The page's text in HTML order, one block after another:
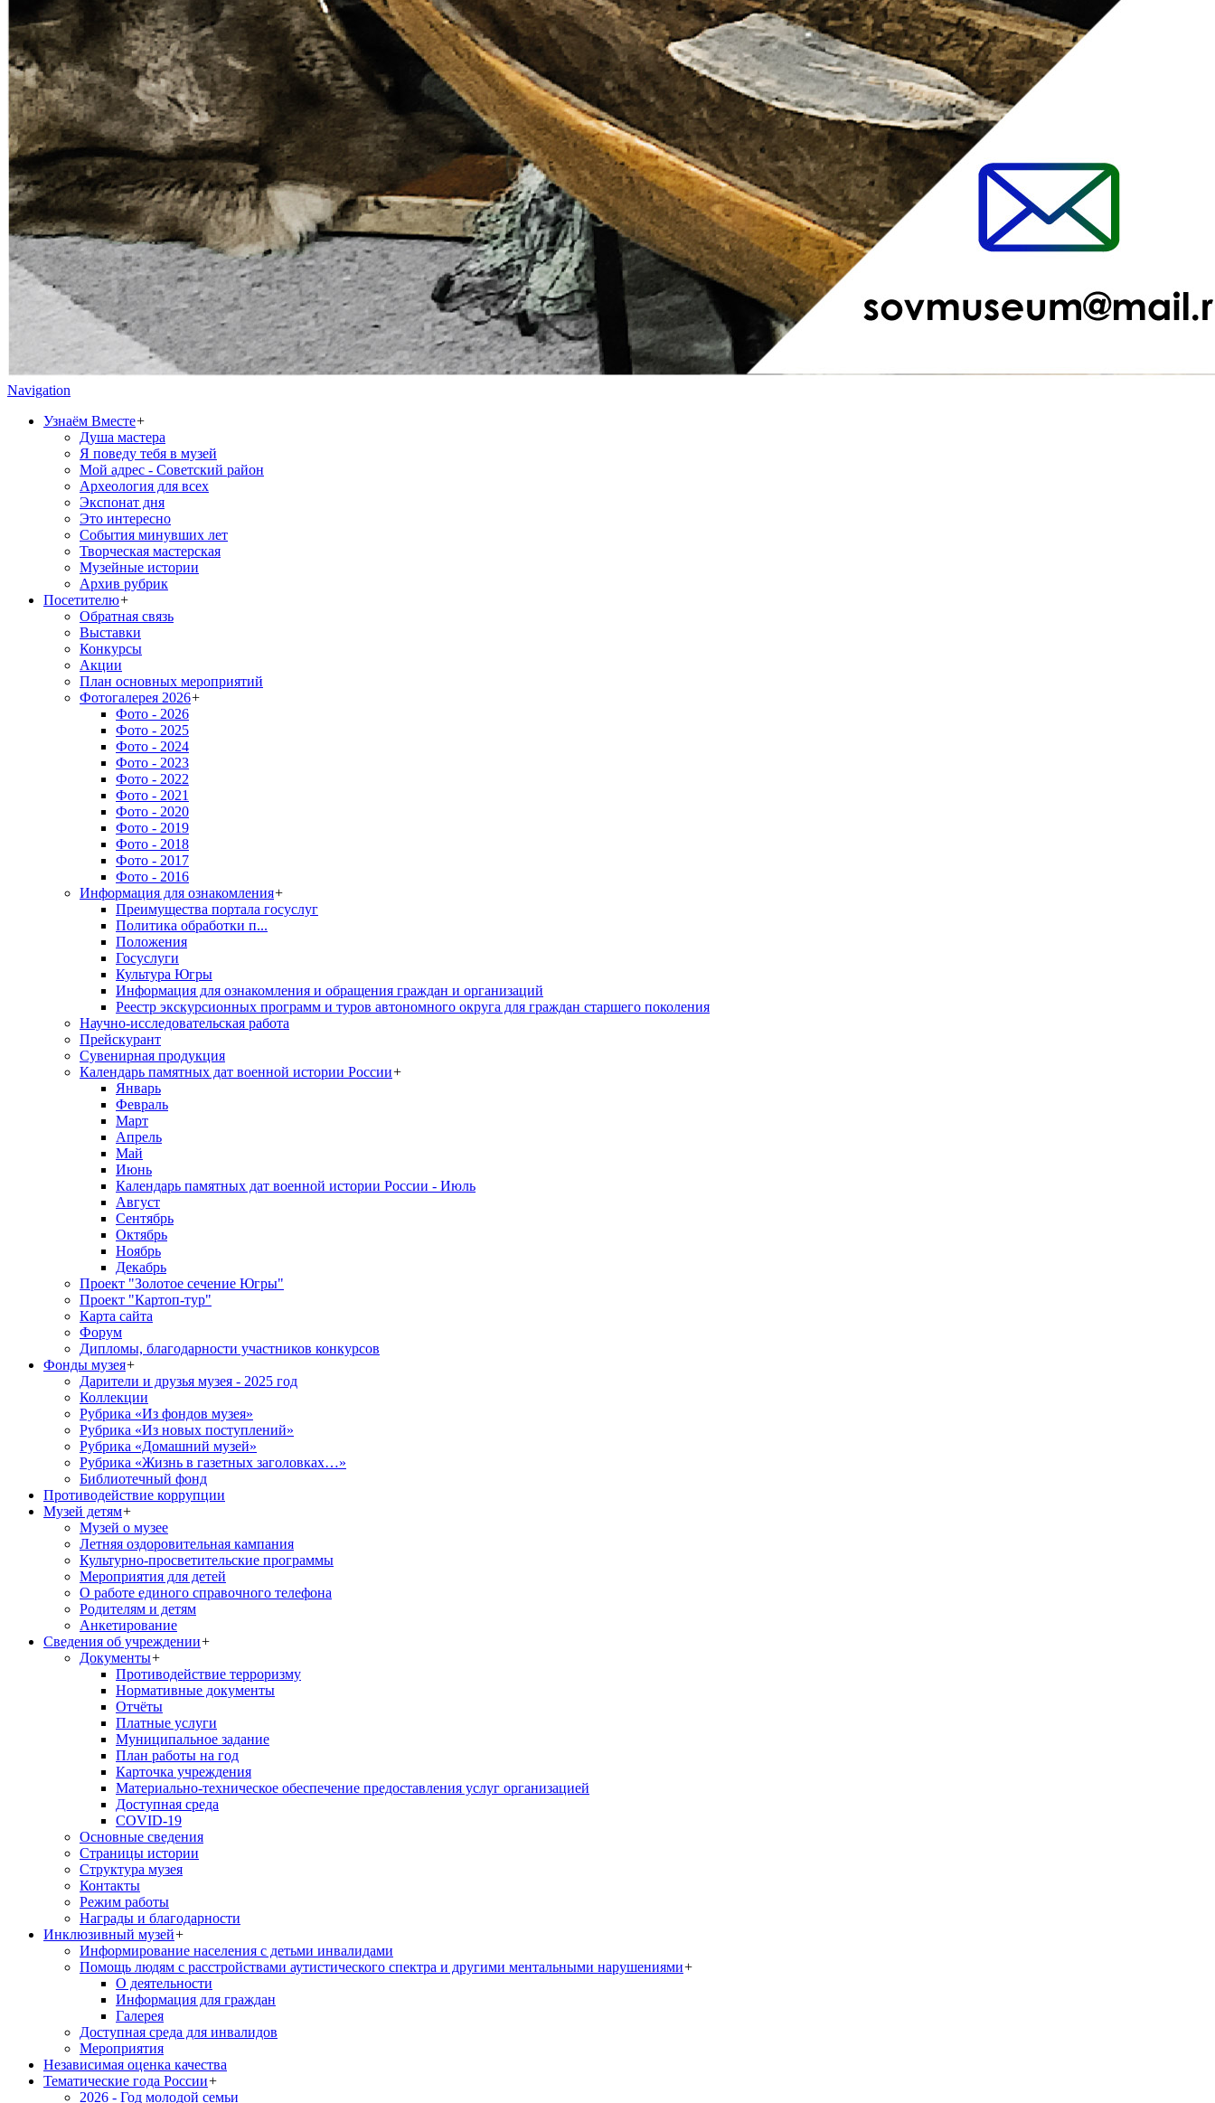
Navigation
Узнаём Вместе+
Душа мастера
Я поведу тебя в музей
Мой адрес - Советский район
Археология для всех
Экспонат дня
Это интересно
События минувших лет
Творческая мастерская
Музейные истории
Архив рубрик
Посетителю+
Обратная связь
Выставки
Конкурсы
Акции
План основных мероприятий
Фотогалерея 2026+
Фото - 2026
Фото - 2025
Фото - 2024
Фото - 2023
Фото - 2022
Фото - 2021
Фото - 2020
Фото - 2019
Фото - 2018
Фото - 2017
Фото - 2016
Информация для ознакомления+
Преимущества портала госуслуг
Политика обработки п...
Положения
Госуслуги
Культура Югры
Информация для ознакомления и обращения граждан и организаций
Реестр экскурсионных программ и туров автономного округа для граждан старшего поколения
Научно-исследовательская работа
Прейскурант
Сувенирная продукция
Календарь памятных дат военной истории России+
Январь
Февраль
Март
Апрель
Май
Июнь
Календарь памятных дат военной истории России - Июль
Август
Сентябрь
Октябрь
Ноябрь
Декабрь
Проект "Золотое сечение Югры"
Проект "Картоп-тур"
Карта сайта
Форум
Дипломы, благодарности участников конкурсов
Фонды музея+
Дарители и друзья музея - 2025 год
Коллекции
Рубрика «Из фондов музея»
Рубрика «Из новых поступлений»
Рубрика «Домашний музей»
Рубрика «Жизнь в газетных заголовках…»
Библиотечный фонд
Противодействие коррупции
Музей детям+
Музей о музее
Летняя оздоровительная кампания
Культурно-просветительские программы
Мероприятия для детей
О работе единого справочного телефона
Родителям и детям
Анкетирование
Сведения об учреждении+
Документы+
Противодействие терроризму
Нормативные документы
Отчёты
Платные услуги
Муниципальное задание
План работы на год
Карточка учреждения
Материально-техническое обеспечение предоставления услуг организацией
Доступная среда
COVID-19
Основные сведения
Страницы истории
Структура музея
Контакты
Режим работы
Награды и благодарности
Инклюзивный музей+
Информирование населения с детьми инвалидами
Помощь людям с расстройствами аутистического спектра и другими ментальными нарушениями+
О деятельности
Информация для граждан
Галерея
Доступная среда для инвалидов
Мероприятия
Независимая оценка качества
Тематические года России+
2026 - Год молодой семьи